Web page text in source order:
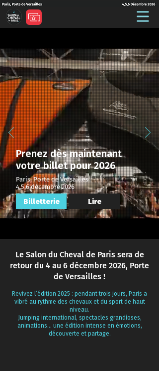
Prenez dès maintenant
votre billet pour 2026
Paris, Porte de Versailles
4,5,6 décembre 2026
Billetterie Lire
Le Salon du Cheval de Paris sera de
retour du 4 au 6 décembre 2026, Porte
de Versailles !
Revivez l’édition 2025 : pendant trois jours, Paris a
vibré au rythme des chevaux et du sport de haut
niveau.
Jumping international, spectacles grandioses,
animations… une édition intense en émotions,
découverte et partage.